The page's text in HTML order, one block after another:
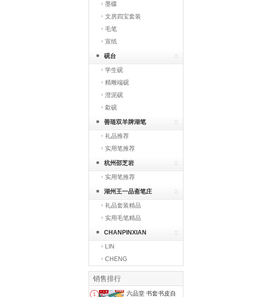
墨碟
文房四宝套装
毛笔
宣纸
砚台
学生砚
精雕端砚
澄泥砚
歙砚
善琏双羊牌湖笔
礼品推荐
实用笔推荐
杭州邵芝岩
实用笔推荐
湖州王一品斋笔庄
礼品套装精品
实用毛笔精品
CHANPINXIAN
LIN
CHENG
销售排行
1
六品堂 书套书皮自